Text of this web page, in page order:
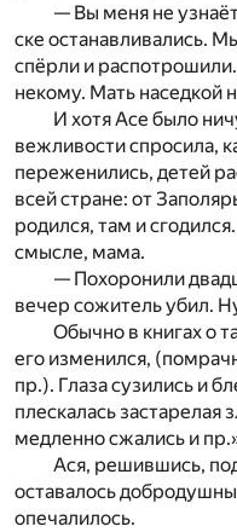
— Вы меня не
ске останавливались.
спёрли и
некому. Мать наседкой
И хотя Асе было
вежливости спросила,
переженились, детей
всей стране: от
родился, там и
смысле, мама.
— Похоронили
вечер сожитель убил.
Обычно в книгах о
его изменился,
пр.). Глаза сузились и
плескалась застарелая
медленно сжались и
Ася, решившись,
оставалось
опечалилось.